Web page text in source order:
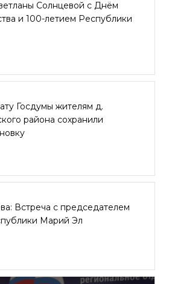
Солнцевой c Днём
и 100-летием Республики
Госдумы жителям д.
района сохранили
Встреча с председателем
Марий Эл